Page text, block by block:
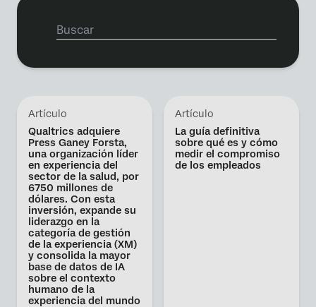
Artículo
Qualtrics adquiere
Press Ganey Forsta,
una organización líder
en experiencia del
sector de la salud, por
6750 millones de
dólares. Con esta
inversión, expande su
liderazgo en la
categoría de gestión
de la experiencia (XM)
y consolida la mayor
base de datos de IA
sobre el contexto
humano de la
experiencia del mundo
Artículo
La guía definitiva
sobre qué es y cómo
medir el compromiso
de los empleados